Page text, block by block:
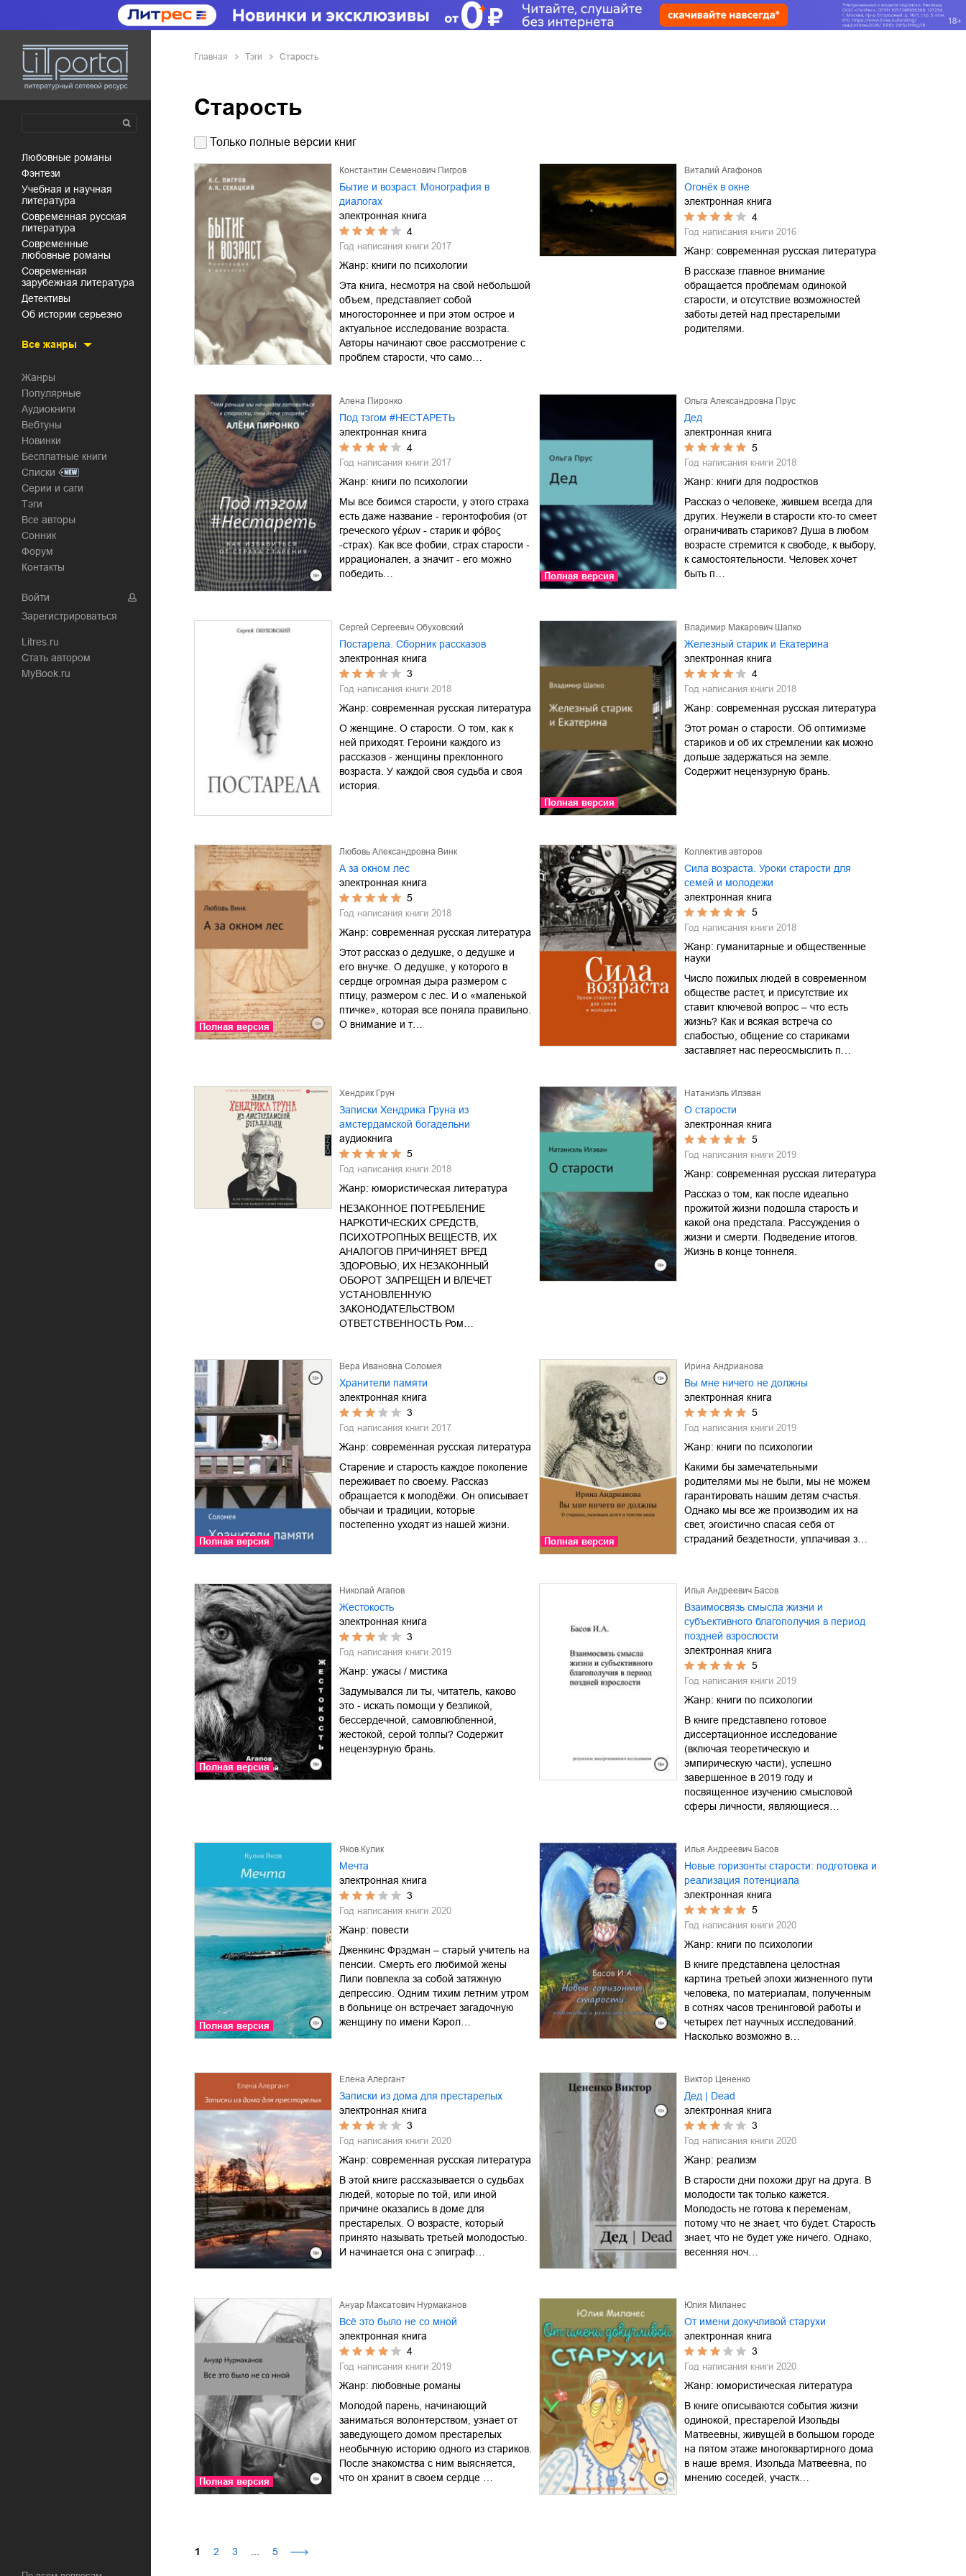
любовные романы
фэнтези
учебная и научная
литература
современная русская
литература
современные
любовные романы
современная
зарубежная литература
детективы
об истории серьезно
Все жанры
Жанры
Популярные
Аудиокниги
Вебтуны
Новинки
Бесплатные книги
Списки
Серии и саги
Тэги
Все авторы
Сонник
Форум
Контакты
Войти
Зарегистрироваться
Litres.ru
Стать автором
MyBook.ru
Главная Тэги Старость
Старость
Только полные версии книг
Константин Семенович Пигров
Бытие и возраст. Монография в
диалогах
электронная книга
4
Год написания книги 2017
Жанр: книги по психологии
Эта книга, несмотря на свой небольшой
объем, представляет собой
многостороннее и при этом острое и
актуальное исследование возраста.
Авторы начинают свое рассмотрение с
проблем старости, что само…
Виталий Агафонов
Огонёк в окне
электронная книга
4
Год написания книги 2016
Жанр: современная русская литература
В рассказе главное внимание
обращается проблемам одинокой
старости, и отсутствие возможностей
заботы детей над престарелыми
родителями.
Алена Пиронко
Под тэгом #НЕСТАРЕТЬ
электронная книга
4
Год написания книги 2017
Жанр: книги по психологии
Мы все боимся старости, у этого страха
есть даже название - геронтофобия (от
греческого γέρων - старик и φόβος
-страх). Как все фобии, страх старости -
иррационален, а значит - его можно
победить…
Полная версия
Ольга Александровна Прус
Дед
электронная книга
5
Год написания книги 2018
Жанр: книги для подростков
Рассказ о человеке, жившем всегда для
других. Неужели в старости кто-то смеет
ограничивать стариков? Душа в любом
возрасте стремится к свободе, к выбору,
к самостоятельности. Человек хочет
быть п…
Сергей Сергеевич Обуховский
Постарела. Сборник рассказов
электронная книга
3
Год написания книги 2018
Жанр: современная русская литература
О женщине. О старости. О том, как к
ней приходят. Героини каждого из
рассказов - женщины преклонного
возраста. У каждой своя судьба и своя
история.
Полная версия
Владимир Макарович Шапко
Железный старик и Екатерина
электронная книга
4
Год написания книги 2018
Жанр: современная русская литература
Этот роман о старости. Об оптимизме
стариков и об их стремлении как можно
дольше задержаться на земле.
Содержит нецензурную брань.
Полная версия
Любовь Александровна Винк
А за окном лес
электронная книга
5
Год написания книги 2018
Жанр: современная русская литература
Этот рассказ о дедушке, о дедушке и
его внучке. О дедушке, у которого в
сердце огромная дыра размером с
птицу, размером с лес. И о «маленькой
птичке», которая все поняла правильно.
О внимание и т…
Коллектив авторов
Сила возраста. Уроки старости для
семей и молодежи
электронная книга
5
Год написания книги 2018
Жанр: гуманитарные и общественные
науки
Число пожилых людей в современном
обществе растет, и присутствие их
ставит ключевой вопрос – что есть
жизнь? Как и всякая встреча со
слабостью, общение со стариками
заставляет нас переосмыслить п…
Хендрик Грун
Записки Хендрика Груна из
амстердамской богадельни
аудиокнига
5
Год написания книги 2018
Жанр: юмористическая литература
НЕЗАКОННОЕ ПОТРЕБЛЕНИЕ
НАРКОТИЧЕСКИХ СРЕДСТВ,
ПСИХОТРОПНЫХ ВЕЩЕСТВ, ИХ
АНАЛОГОВ ПРИЧИНЯЕТ ВРЕД
ЗДОРОВЬЮ, ИХ НЕЗАКОННЫЙ
ОБОРОТ ЗАПРЕЩЕН И ВЛЕЧЕТ
УСТАНОВЛЕННУЮ
ЗАКОНОДАТЕЛЬСТВОМ
ОТВЕТСТВЕННОСТЬ Ром…
Натаниэль Илэван
О старости
электронная книга
5
Год написания книги 2019
Жанр: современная русская литература
Рассказ о том, как после идеально
прожитой жизни подошла старость и
какой она предстала. Рассуждения о
жизни и смерти. Подведение итогов.
Жизнь в конце тоннеля.
Полная версия
Вера Ивановна Соломея
Хранители памяти
электронная книга
3
Год написания книги 2017
Жанр: современная русская литература
Старение и старость каждое поколение
переживает по своему. Рассказ
обращается к молодёжи. Он описывает
обычаи и традиции, которые
постепенно уходят из нашей жизни.
Полная версия
Ирина Андрианова
Вы мне ничего не должны
электронная книга
5
Год написания книги 2019
Жанр: книги по психологии
Какими бы замечательными
родителями мы не были, мы не можем
гарантировать нашим детям счастья.
Однако мы все же производим их на
свет, эгоистично спасая себя от
страданий бездетности, уплачивая з…
Полная версия
Николай Агапов
Жестокость
электронная книга
3
Год написания книги 2019
Жанр: ужасы / мистика
Задумывался ли ты, читатель, каково
это - искать помощи у безликой,
бессердечной, самовлюбленной,
жестокой, серой толпы? Содержит
нецензурную брань.
Илья Андреевич Басов
Взаимосвязь смысла жизни и
субъективного благополучия в период
поздней взрослости
электронная книга
5
Год написания книги 2019
Жанр: книги по психологии
В книге представлено готовое
диссертационное исследование
(включая теоретическую и
эмпирическую части), успешно
завершенное в 2019 году и
посвященное изучению смысловой
сферы личности, являющиеся…
Полная версия
Яков Кулик
Мечта
электронная книга
3
Год написания книги 2020
Жанр: повести
Дженкинс Фрэдман – старый учитель на
пенсии. Смерть его любимой жены
Лили повлекла за собой затяжную
депрессию. Одним тихим летним утром
в больнице он встречает загадочную
женщину по имени Кэрол…
Илья Андреевич Басов
Новые горизонты старости: подготовка и
реализация потенциала
электронная книга
5
Год написания книги 2020
Жанр: книги по психологии
В книге представлена целостная
картина третьей эпохи жизненного пути
человека, по материалам, полученным
в сотнях часов тренинговой работы и
четырех лет научных исследований.
Насколько возможно в…
Елена Алергант
Записки из дома для престарелых
электронная книга
3
Год написания книги 2020
Жанр: современная русская литература
В этой книге рассказывается о судьбах
людей, которые по той, или иной
причине оказались в доме для
престарелых. О возрасте, который
принято называть третьей молодостью.
И начинается она с эпиграф…
Виктор Цененко
Дед | Dead
электронная книга
3
Год написания книги 2020
Жанр: реализм
В старости дни похожи друг на друга. В
молодости так только кажется.
Молодость не готова к переменам,
потому что не знает, что будет. Старость
знает, что не будет уже ничего. Однако,
весенняя ноч…
Полная версия
Ануар Максатович Нурмаканов
Всё это было не со мной
электронная книга
4
Год написания книги 2019
Жанр: любовные романы
Молодой парень, начинающий
заниматься волонтерством, узнает от
заведующего домом престарелых
необычную историю одного из стариков.
После знакомства с ним выясняется,
что он хранит в своем сердце …
Юлия Миланес
От имени докучливой старухи
электронная книга
3
Год написания книги 2020
Жанр: юмористическая литература
В книге описываются события жизни
одинокой, престарелой Изольды
Матвеевны, живущей в большом городе
на пятом этаже многоквартирного дома
в наше время. Изольда Матвеевна, по
мнению соседей, участк…
1 2 3 5